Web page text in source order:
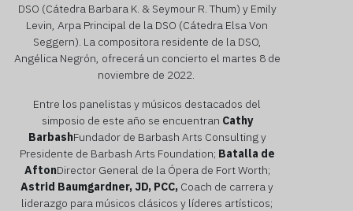
DSO (Cátedra Barbara K. & Seymour R. Thum) y Emily
Levin, Arpa Principal de la DSO (Cátedra Elsa Von
Seggern). La compositora residente de la DSO,
Angélica Negrón, ofrecerá un concierto el martes 8 de
noviembre de 2022.
Entre los panelistas y músicos destacados del
simposio de este año se encuentran Cathy
BarbashFundador de Barbash Arts Consulting y
Presidente de Barbash Arts Foundation; Batalla de
AftonDirector General de la Ópera de Fort Worth;
Astrid Baumgardner, JD, PCC, Coach de carrera y
liderazgo para músicos clásicos y líderes artísticos;